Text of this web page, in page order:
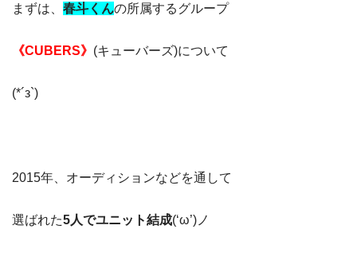
まずは、 春斗くんの所属するグループ
《CUBERS》 (キューバーズ)について
(*´з`)
2015年、オーディションなどを通して
選ばれた5人でユニット結成(‘ω’)ノ